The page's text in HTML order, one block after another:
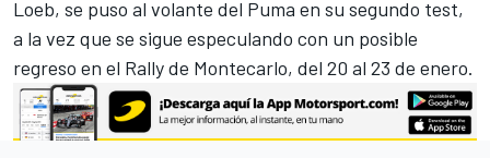
Loeb, se puso al volante del Puma en su segundo test,
a la vez que se sigue especulando con un posible
regreso en el Rally de Montecarlo, del 20 al 23 de enero.